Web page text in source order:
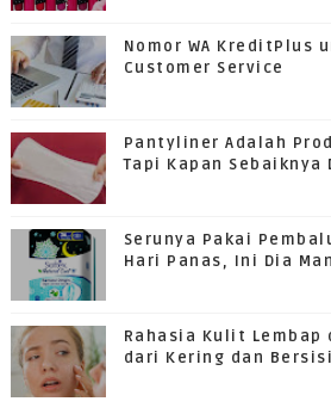
Nomor WA KreditPlus
Customer Service
Pantyliner Adalah
Tapi Kapan Sebaiknya
Serunya Pakai
Hari Panas, Ini Dia
Rahasia Kulit Lembap
dari Kering dan